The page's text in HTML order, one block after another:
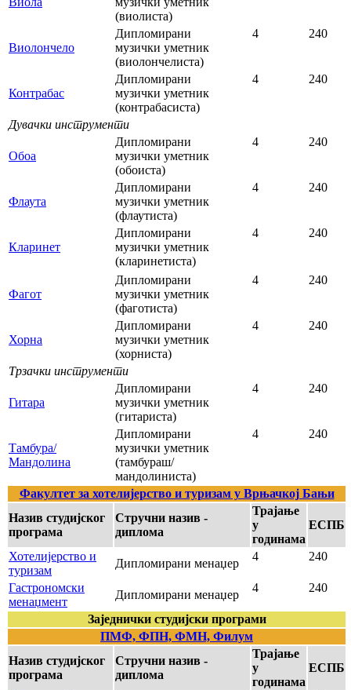
(виолиста)
Виолончело
Дипломирани
музички уметник
(виолончелиста)
4 240
Контрабас
Дипломирани
музички уметник
(контрабасиста)
4 240
Дувачки инструменти
Обоа
Дипломирани
музички уметник
(обоиста)
4 240
Флаута
Дипломирани
музички уметник
(флаутиста)
4 240
Кларинет
Дипломирани
музички уметник
(кларинетиста)
4 240
Фагот
Дипломирани
музички уметник
(фаготиста)
4 240
Хорна
Дипломирани
музички уметник
(хорниста)
4 240
Трзачки инструменти
Гитара
Дипломирани
музички уметник
(гитариста)
4 240
Тамбура/
Мандолина
Дипломирани
музички уметник
(тамбураш/
мандолиниста)
4 240
Факултет за хотелијерство и туризам у Врњачкој Бањи
Назив студијског
програма
Стручни назив -
диплома
Трајање
у
годинама
ЕСПБ
Хотелијерство и
туризам
Дипломирани менаџер
4 240
Гастрономски
менаџмент
Дипломирани менаџер
4 240
Заједнички студијски програми
ПМФ, ФПН, ФМН, Филум
Назив студијског
програма
Стручни назив -
диплома
Трајање
у
годинама
ЕСПБ